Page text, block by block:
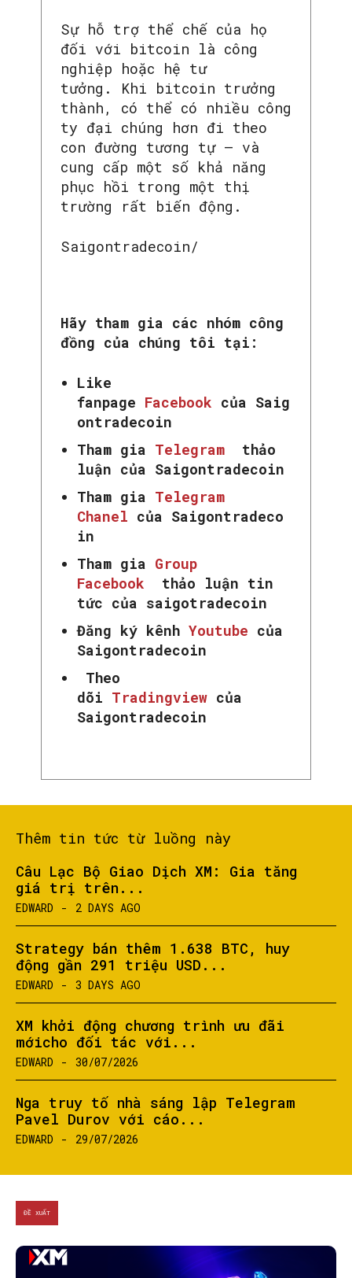
Sự hỗ trợ thể chế của họ
đối với bitcoin là công
nghiệp hoặc hệ tư
tưởng. Khi bitcoin trưởng
thành, có thể có nhiều công
ty đại chúng hơn đi theo
con đường tương tự – và
cung cấp một số khả năng
phục hồi trong một thị
trường rất biến động.
Saigontradecoin/
Hãy tham gia các nhóm công
đồng của chúng tôi tại:
Like
fanpage Facebook của Saig
ontradecoin
Tham gia Telegram
thảo
luận của Saigontradecoin
Tham gia Telegram
Chanel của Saigontradeco
in
Tham gia Group
Facebook
thảo luận tin
tức của saigotradecoin
Đăng ký kênh Youtube của
Saigontradecoin
Theo
dõi Tradingview của
Saigontradecoin
Thêm tin tức từ luồng này
Câu Lạc Bộ Giao Dịch XM: Gia tăng
giá trị trên...
EDWARD - 2 DAYS AGO
Strategy bán thêm 1.638 BTC, huy
động gần 291 triệu USD...
EDWARD - 3 DAYS AGO
XM khởi động chương trình ưu đãi
mớicho đối tác với...
EDWARD - 30/07/2026
Nga truy tố nhà sáng lập Telegram
Pavel Durov với cáo...
EDWARD - 29/07/2026
ĐỀ XUẤT